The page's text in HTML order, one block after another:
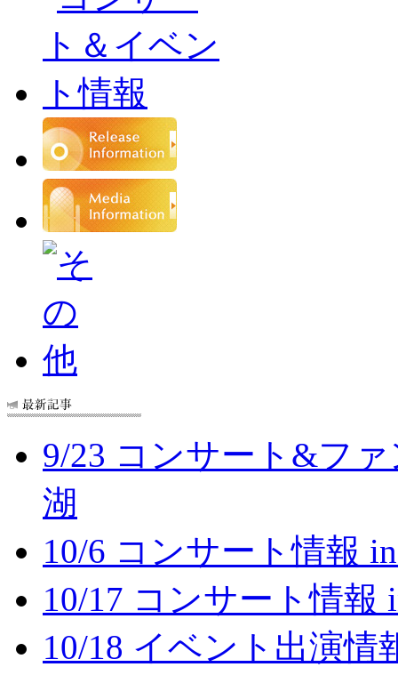
9/23 コンサート&フ
湖
10/6 コンサート情報
10/17 コンサート情報
10/18 イベント出演情